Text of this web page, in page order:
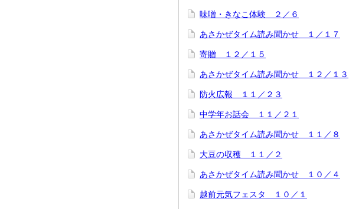
味噌・きなこ体験 ２／６
あさかぜタイム読み聞かせ １／１７
寄贈 １２／１５
あさかぜタイム読み聞かせ １２／１３
防火広報 １１／２３
中学年お話会 １１／２１
あさかぜタイム読み聞かせ １１／８
大豆の収穫 １１／２
あさかぜタイム読み聞かせ １０／４
越前元気フェスタ １０／１